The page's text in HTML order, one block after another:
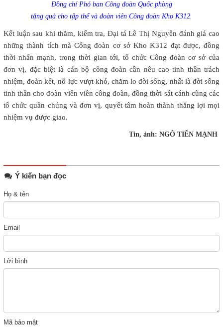
Đồng chí Phó ban Công đoàn Quốc phòng
tặng quà cho tập thể và đoàn viên Công đoàn Kho K312.
Kết luận sau khi thăm, kiểm tra, Đại tá Lê Thị Nguyên đánh giá cao
những thành tích mà Công đoàn cơ sở Kho K312 đạt được, đồng
thời nhấn mạnh, trong thời gian tới, tổ chức Công đoàn cơ sở của
đơn vị, đặc biệt là cán bộ công đoàn cần nêu cao tinh thần trách
nhiệm, đoàn kết, nỗ lực vượt khó, chăm lo đời sống, nhất là đời sống
tinh thần cho đoàn viên viên công đoàn, đồng thời sát cánh cùng các
tổ chức quần chúng và đơn vị, quyết tâm hoàn thành thắng lợi mọi
nhiệm vụ được giao.
Tin, ảnh: NGÔ TIẾN MẠNH
Ý kiến bạn đọc
Họ & tên
Email
Lời bình
Mã bảo mật